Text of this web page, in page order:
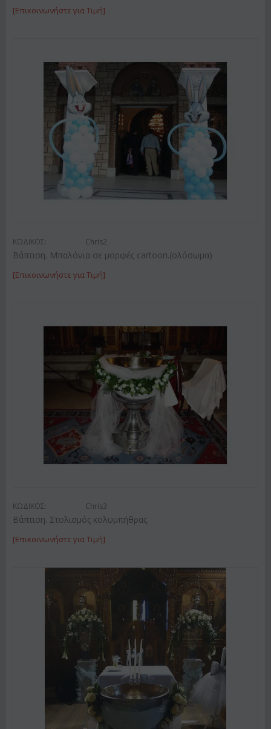
[Επικοινωνήστε για Τιμή]
ΚΩΔΙΚΟΣ: Chris2
Βάπτιση. Μπαλόνια σε μορφές cartoon.(ολόσωμα)
[Επικοινωνήστε για Τιμή]
ΚΩΔΙΚΟΣ: Chris3
Βάπτιση. Στολισμός κολυμπήθρας.
[Επικοινωνήστε για Τιμή]